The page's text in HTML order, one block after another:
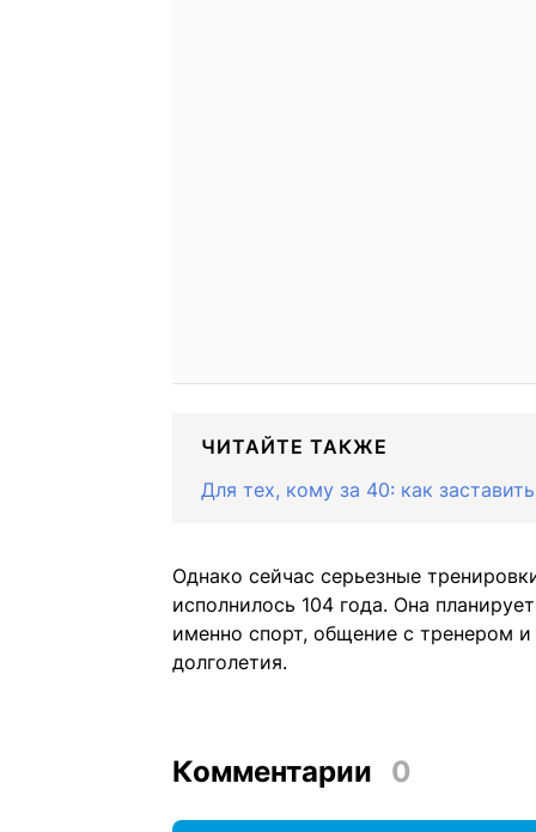
ЧИТАЙТЕ ТАКЖЕ
Для тех, кому за 40: как
Однако сейчас серьезные
исполнилось 104 года. Она
именно спорт, общение с тренером
долголетия.
Комментарии 0